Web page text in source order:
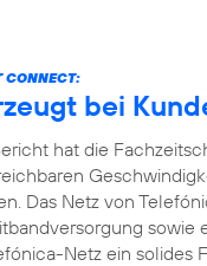
CONNECT:
bei
hat die
Das Netz von
sowie
Netz ein solides